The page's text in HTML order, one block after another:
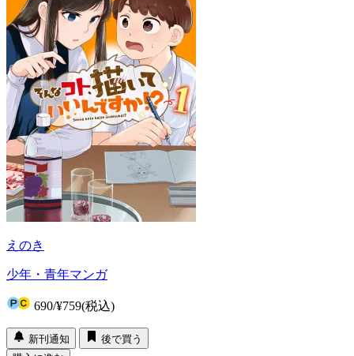
えのき
少年・青年マンガ
690/¥759(税込)
新刊通知
後で買う